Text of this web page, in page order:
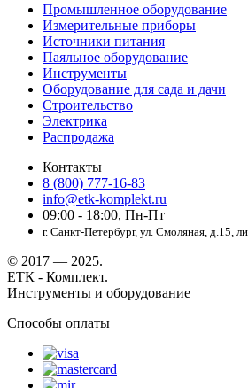
Промышленное оборудование
Измерительные приборы
Источники питания
Паяльное оборудование
Инструменты
Оборудование для сада и дачи
Строительство
Электрика
Распродажа
Контакты
8 (800) 777-16-83
info@etk-komplekt.ru
09:00 - 18:00, Пн-Пт
г. Санкт-Петербург, ул. Смоляная, д.15,
© 2017 — 2025.
ЕТК - Комплект.
Инструменты и оборудование
Способы оплаты